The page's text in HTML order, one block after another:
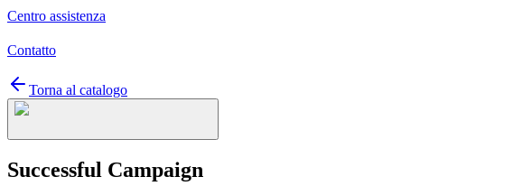
Centro assistenza
Contatto
Torna al catalogo
Successful Campaign